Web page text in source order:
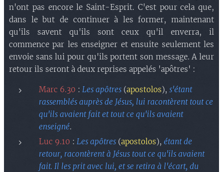
n'ont pas encore le Saint-Esprit. C'est pour cela que,
dans le but de continuer à les former, maintenant
qu'ils savent qu'ils sont ceux qu'il enverra, il
commence par les enseigner et ensuite seulement les
envoie sans lui pour qu'ils portent son message. A leur
retour ils seront à deux reprises appelés 'apôtres' :
Marc 6.30 : Les apôtres (apostolos), s'étant
rassemblés auprès de Jésus, lui racontèrent tout ce
qu'ils avaient fait et tout ce qu'ils avaient
enseigné.
Luc 9.10 : Les apôtres (apostolos), étant de
retour, racontèrent à Jésus tout ce qu'ils avaient
fait. Il les prit avec lui, et se retira à l'écart, du